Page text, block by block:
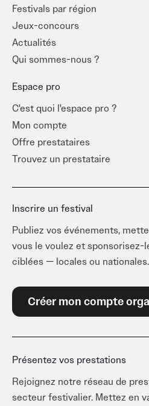
Festivals par région
Jeux-concours
Actualités
Qui sommes-nous ?
Espace pro
C'est quoi l'espace pro ?
Mon compte
Offre prestataires
Trouvez un prestataire
Inscrire un festival
Publiez vos événements,
vous le voulez et sponsorisez-
ciblées — locales ou nationales.
Créer mon compte
Présentez vos prestations
Rejoignez notre réseau de
secteur festivalier. Mettez en